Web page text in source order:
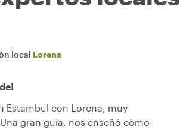
local Lorena
Estambul con Lorena, muy
gran guía, nos enseñó cómo